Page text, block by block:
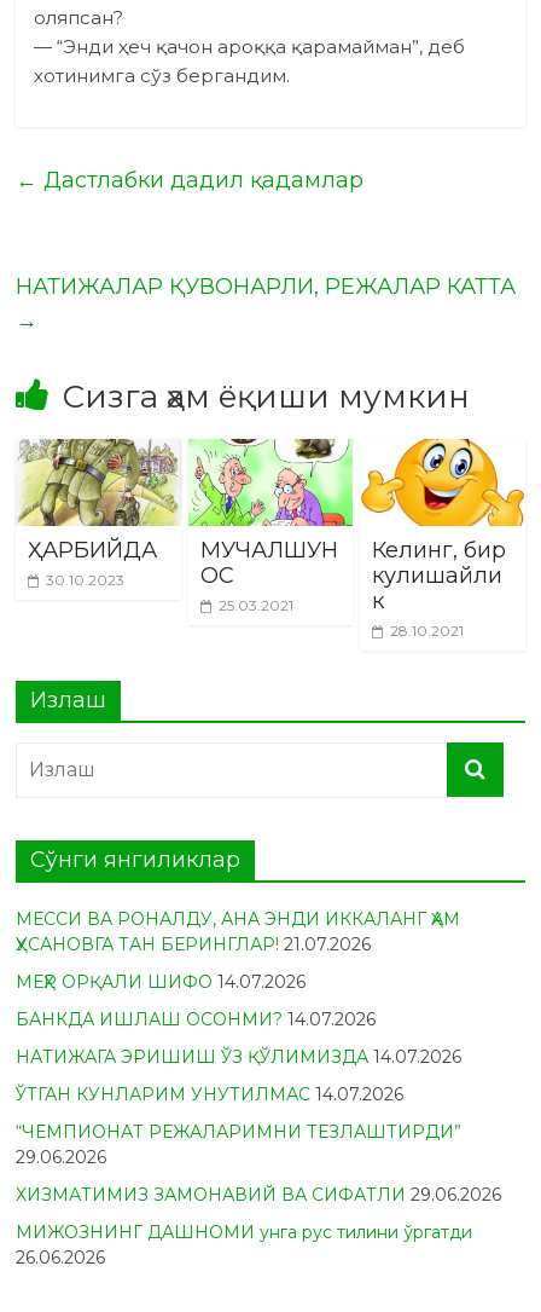
оляпсан?
— “Энди ҳеч қачон ароққа қарамайман”, деб
хотинимга сўз бергандим.
← Дастлабки дадил қадамлар
НАТИЖАЛАР ҚУВОНАРЛИ, РЕЖАЛАР КАТТА
→
Сизга ҳам ёқиши мумкин
ҲАРБИЙДА
30.10.2023
МУЧАЛШУН
ОС
25.03.2021
Келинг, бир
кулишайли
к
28.10.2021
Излаш
Сўнги янгиликлар
МЕССИ ВА РОНАЛДУ, АНА ЭНДИ ИККАЛАНГ ҲАМ
ҲУСАНОВГА ТАН БЕРИНГЛАР! 21.07.2026
МЕҲР ОРҚАЛИ ШИФО 14.07.2026
БАНКДА ИШЛАШ ОСОНМИ? 14.07.2026
НАТИЖАГА ЭРИШИШ ЎЗ ҚЎЛИМИЗДА 14.07.2026
ЎТГАН КУНЛАРИМ УНУТИЛМАС 14.07.2026
“ЧЕМПИОНАТ РЕЖАЛАРИМНИ ТЕЗЛАШТИРДИ”
29.06.2026
ХИЗМАТИМИЗ ЗАМОНАВИЙ ВА СИФАТЛИ 29.06.2026
МИЖОЗНИНГ ДАШНОМИ унга рус тилини ўргатди
26.06.2026